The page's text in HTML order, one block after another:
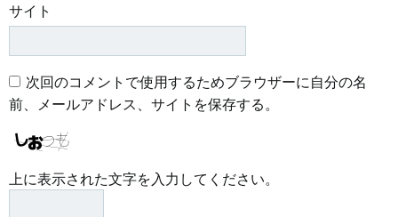
サイト
次回のコメントで使用するためブラウザーに自分の名
前、メールアドレス、サイトを保存する。
上に表示された文字を入力してください。